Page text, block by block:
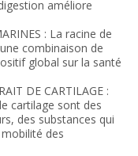
améliore
: La racine de
combinaison de
global sur la santé
DE CARTILAGE :
cartilage sont des
des substances qui
des